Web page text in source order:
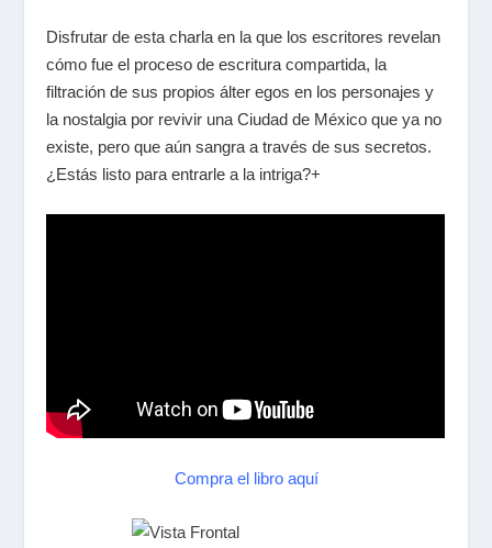
Disfrutar de esta charla en la que los escritores revelan
cómo fue el proceso de escritura compartida, la
filtración de sus propiosálter egos en los personajes y
la nostalgia por revivir una Ciudad de México que ya no
existe, pero que aún sangra a través de sus secretos.
¿Estás listo para entrarle a la intriga?+
Compra el libro aquí